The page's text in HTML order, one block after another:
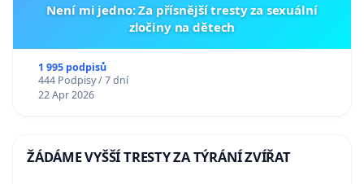
Není mi jedno: Za přísnější tresty za sexuální
zločiny na dětech
1 995 podpisů
444 Podpisy / 7 dní
22 Apr 2026
ŽÁDÁME VYŠŠÍ TRESTY ZA TÝRÁNÍ ZVÍŘAT